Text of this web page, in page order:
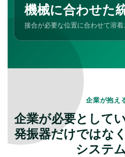
機械に合わせた
接合が必要な位置に合わせて溶
企業が抱え
企業が必要として
発振器だけではな
システ